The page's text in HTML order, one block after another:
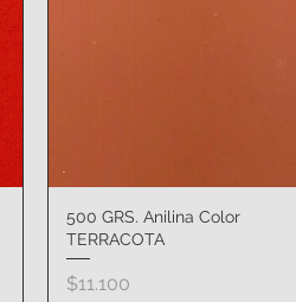
Vista rápida
500 GRS. Anilina Color
TERRACOTA
Precio
$11.100